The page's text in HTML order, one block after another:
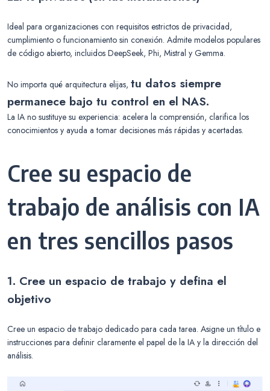
Ideal para organizaciones con requisitos estrictos de privacidad,
cumplimiento o funcionamiento sin conexión. Admite modelos populares
de código abierto, incluidos DeepSeek, Phi, Mistral y Gemma.
No importa qué arquitectura elijas, tu datos siempre
permanece bajo tu control en el NAS.
La IA no sustituye su experiencia: acelera la comprensión, clarifica los
conocimientos y ayuda a tomar decisiones más rápidas y acertadas.
Cree su espacio de
trabajo de análisis con IA
en tres sencillos pasos
1. Cree un espacio de trabajo y defina el
objetivo
Cree un espacio de trabajo dedicado para cada tarea. Asigne un título e
instrucciones para definir claramente el papel de la IA y la dirección del
análisis.